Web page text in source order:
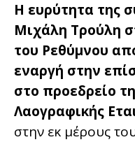
Η ευρύτητα της
Μιχάλη Τρούλη
του Ρεθύμνου
εναργή στην
στο προεδρείο
Λαογραφικής
στην εκ μέρους